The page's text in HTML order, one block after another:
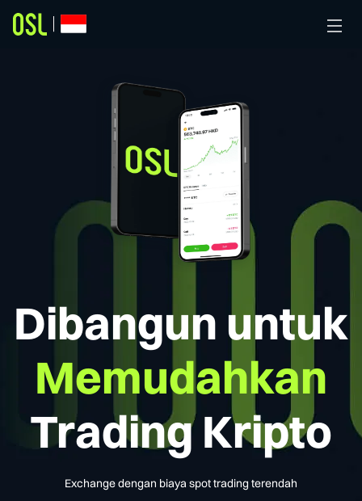
Dibangun untuk
Memudahkan
Trading Kripto
Exchange dengan biaya spot trading terendah